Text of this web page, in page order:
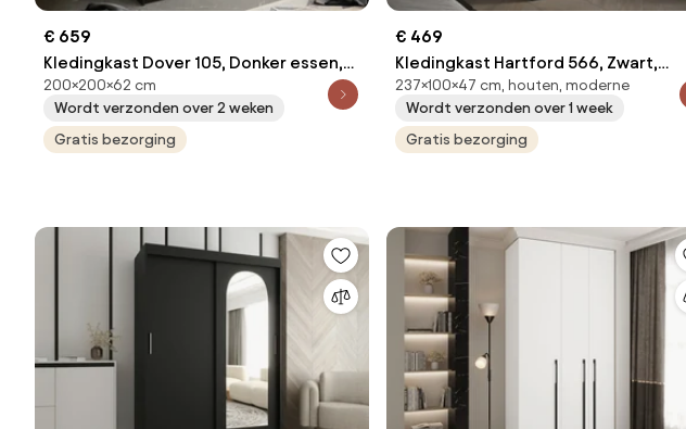
€ 659
Kledingkast Dover 105, Donker essen,
200x200x62cm, 174 kg, Kledingkast
deuren: Schuivend, Aantal planken: 9,
Aantal planken: 9
200×200×62 cm
Wordt verzonden over 2 weken
Gratis bezorging
€ 469
Kledingkast Hartford 566, Zwart,
237x100x47cm, 96.8 kg, Kledingkast
deuren: Met scharnieren
237×100×47 cm, houten, moderne
Wordt verzonden over 1 week
Gratis bezorging